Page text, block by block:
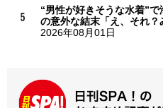
“男性が好きそうな水着”
の意外な結末「え、それ？
2026年08月01日